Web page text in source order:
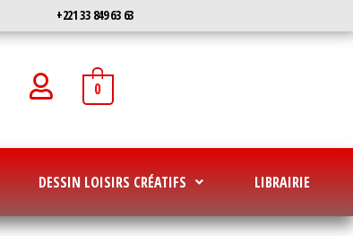
+221 33 849 63 63
0
DESSIN LOISIRS CRÉATIFS LIBRAIRIE